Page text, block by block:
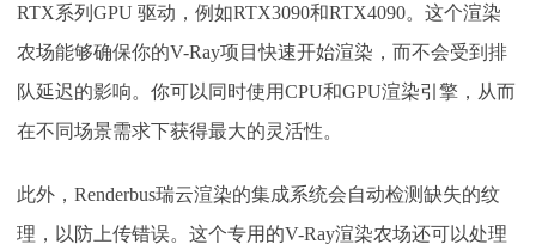
RTX系列GPU 驱动，例如RTX3090和RTX4090。这个渲染
农场能够确保你的V-Ray项目快速开始渲染，而不会受到排
队延迟的影响。你可以同时使用CPU和GPU渲染引擎，从而
在不同场景需求下获得最大的灵活性。
此外， Renderbus瑞云渲染的集成系统会自动检测缺失的纹
理，以防上传错误。这个专用的V-Ray渲染农场还可以处理